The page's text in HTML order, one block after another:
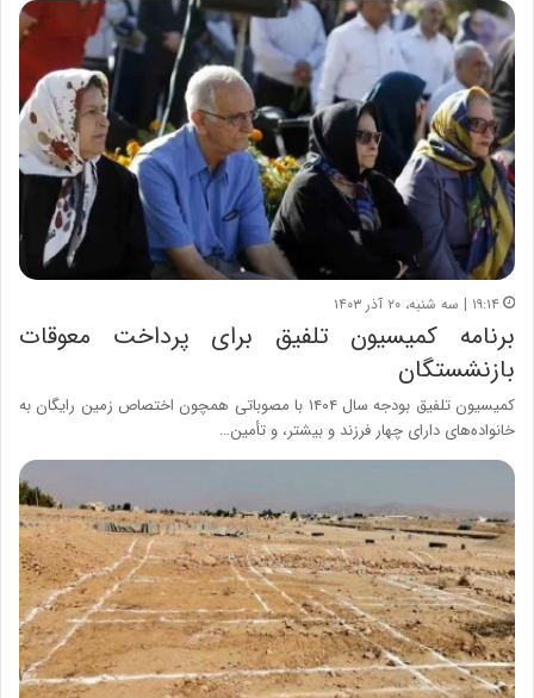
۱۹:۱۴ | سه شنبه، ۲۰ آذر ۱۴۰۳
برنامه کمیسیون تلفیق برای پرداخت معوقات
بازنشستگان
کمیسیون تلفیق بودجه سال ۱۴۰۴ با مصوباتی همچون اختصاص زمین رایگان به
خانواده‌های دارای چهار فرزند و بیشتر، و تأمین…